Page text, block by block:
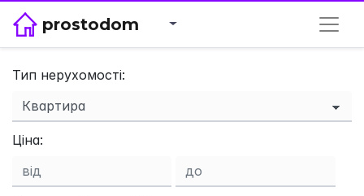
prostodom
Тип нерухомості:
Ціна:
×